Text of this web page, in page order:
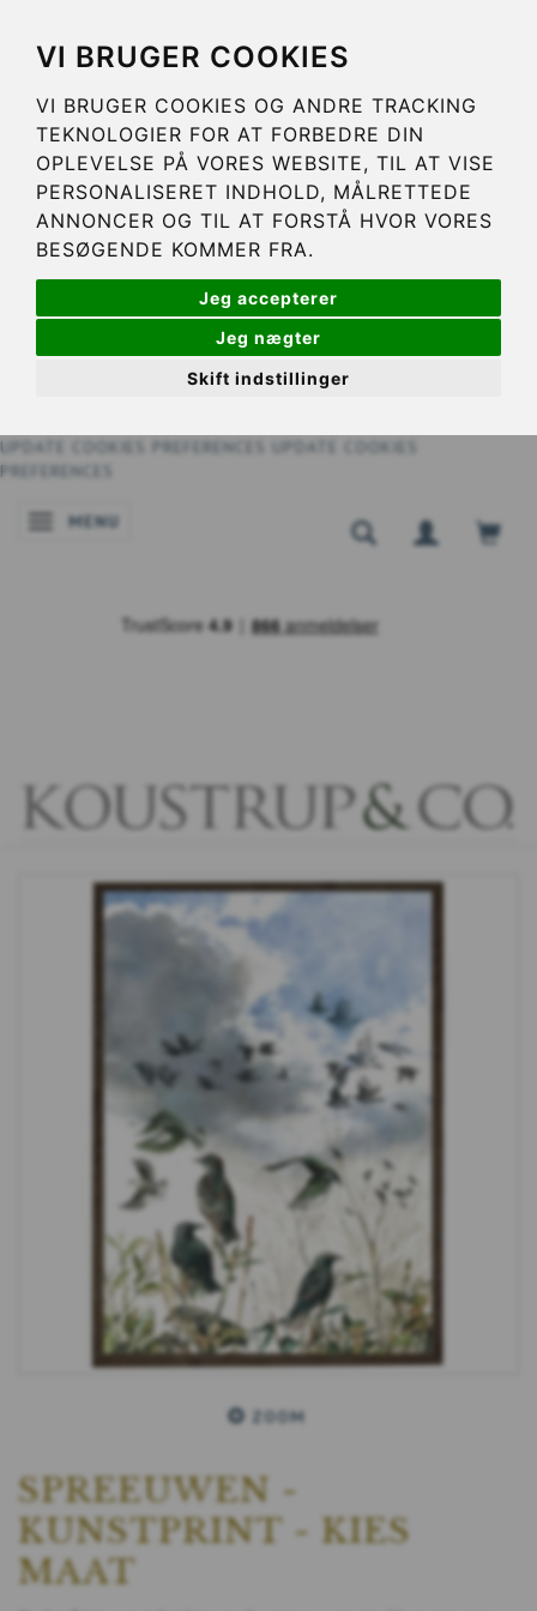
VI BRUGER COOKIES
VI BRUGER COOKIES OG ANDRE TRACKING
TEKNOLOGIER FOR AT FORBEDRE DIN
OPLEVELSE PÅ VORES WEBSITE, TIL AT VISE
PERSONALISERET INDHOLD, MÅLRETTEDE
ANNONCER OG TIL AT FORSTÅ HVOR VORES
BESØGENDE KOMMER FRA.
Jeg accepterer
Jeg nægter
Skift indstillinger
UPDATE COOKIES PREFERENCES
UPDATE COOKIES
PREFERENCES
NAVIGATIE IN-/UITSCHAKELEN
MENU
ZOOM
SPREEUWEN -
KUNSTPRINT - KIES
MAAT